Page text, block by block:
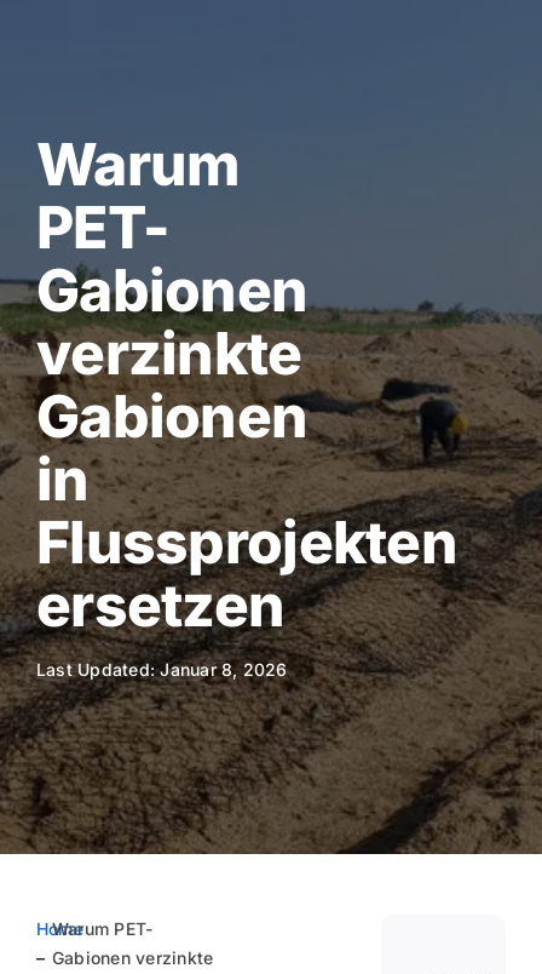
Warum
PET-
Gabionen
verzinkte
Gabionen
in
Flussprojekten
ersetzen
Last Updated: Januar 8, 2026
Home
–
Warum PET-
Gabionen verzinkte